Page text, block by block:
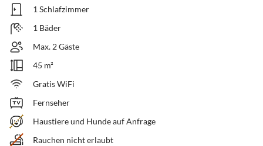
1 Schlafzimmer
1 Bäder
Max. 2 Gäste
45 m²
Gratis WiFi
Fernseher
Haustiere und Hunde auf Anfrage
Rauchen nicht erlaubt